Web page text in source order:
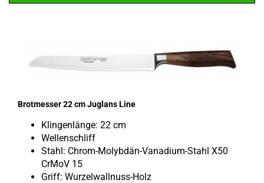
Brot­mes­ser 22 cm Jug­lans Line
Klin­gen­län­ge: 22 cm
Wel­len­schliff
Stahl: Chrom-​Molybdän-Vanadium-Stahl X50
CrMoV 15
Griff: Wurzelwallnuss-​Holz